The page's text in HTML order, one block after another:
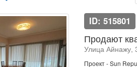
ID: 515801
Продают
Улица Айнажу,
Проект - Sun